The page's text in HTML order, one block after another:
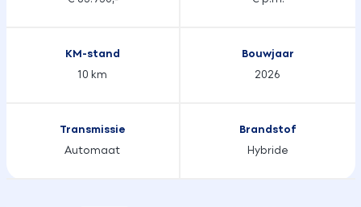
KM-stand
10 km
Bouwjaar
2026
Transmissie
Automaat
Brandstof
Hybride